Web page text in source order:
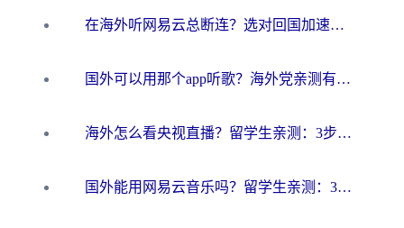
在海外听网易云总断连？选对回国加速器，告别地区限制和卡顿
国外可以用那个app听歌？海外党亲测有效的回国加速方案，轻松听国内音乐听书
海外怎么看央视直播？留学生亲测：3步解决版权限制+追剧自由
国外能用网易云音乐吗？留学生亲测：3步解决海外听歌难题